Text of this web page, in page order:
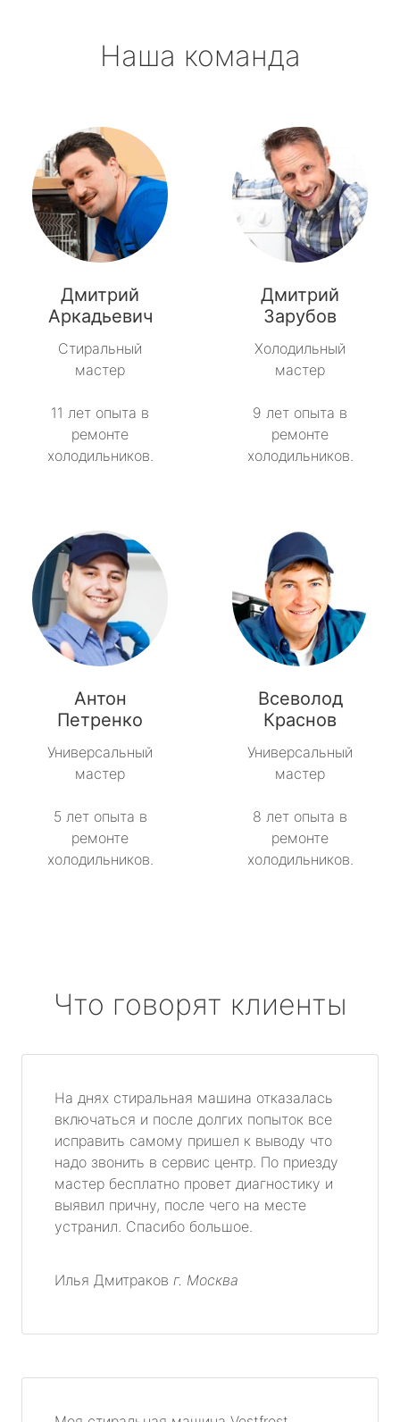
Наша команда
Дмитрий
Аркадьевич
Стиральный
мастер
11 лет опыта в
ремонте
холодильников.
Дмитрий
Зарубов
Холодильный
мастер
9 лет опыта в
ремонте
холодильников.
Антон
Петренко
Универсальный
мастер
5 лет опыта в
ремонте
холодильников.
Всеволод
Краснов
Универсальный
мастер
8 лет опыта в
ремонте
холодильников.
Что говорят клиенты
На днях стиральная машина отказалась
включаться и после долгих попыток все
исправить самому пришел к выводу что
надо звонить в сервис центр. По приезду
мастер бесплатно провет диагностику и
выявил причну, после чего на месте
устранил. Спасибо большое.
Илья Дмитраков г. Москва